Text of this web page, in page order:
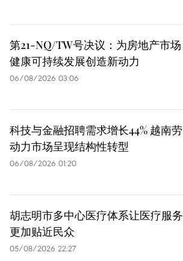
第21-NQ/TW号决议：为房地产市场
健康可持续发展创造新动力
06/08/2026 03:06
科技与金融招聘需求增长44% 越南劳
动力市场呈现结构性转型
06/08/2026 01:20
胡志明市多中心医疗体系让医疗服务
更加贴近民众
05/08/2026 22:27